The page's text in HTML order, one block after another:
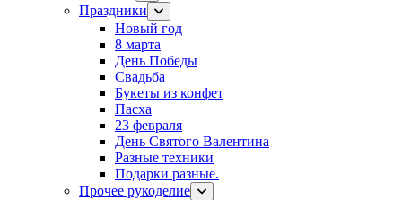
Праздники
Новый год
8 марта
День Победы
Свадьба
Букеты из конфет
Пасха
23 февраля
День Святого Валентина
Разные техники
Подарки разные.
Прочее рукоделие